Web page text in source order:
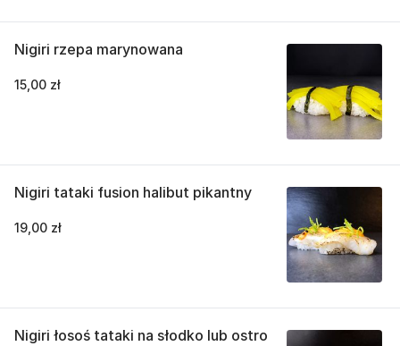
Nigiri rzepa marynowana
15,00 zł
Nigiri tataki fusion halibut pikantny
19,00 zł
Nigiri łosoś tataki na słodko lub ostro